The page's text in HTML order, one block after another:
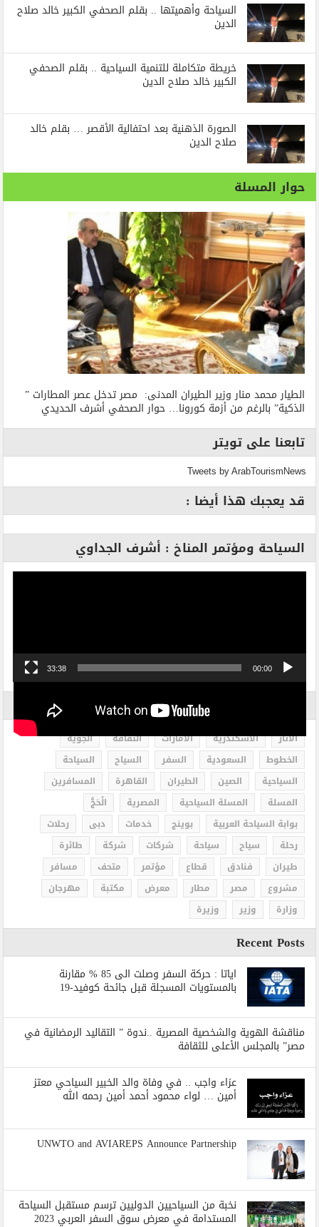
السياحة وأهميتها .. بقلم الصحفي الكبير خالد صلاح
الدين
خريطة متكاملة للتنمية السياحية .. بقلم الصحفي
الكبير خالد صلاح الدين
الصورة الذهنية بعد احتفالية الأقصر … بقلم خالد
صلاح الدين
حوار المسلة
الطيار محمد منار وزير الطيران المدنى: مصر تدخل عصر المطارات ”
الذكية” بالرغم من أزمة كورونا… حوار الصحفي أشرف الحديدي
تابعنا على تويتر
Tweets by ArabTourismNews
قد يعجبك هذا أيضا :
السياحة ومؤتمر المناخ : أشرف الجداوي
00:00
33:38
الاثار الاسكندرية الامارات الثقافة
الجوية
الخطوط
السعودية السفر السياح
السياحة
السياحية
الصين الطيران القاهرة
المسافرين
المسلة
المسلة السياحية المصرية
الْحَجُّ
بوابة السياحة العربية
بوينج خدمات دبى
رحلات
رحلة
سياح سياحة شركات شركة
طائرة
طيران
فنادق قطاع مؤتمر متحف
مسافر
مشروع
مصر مطار معرض مكتبة
مهرجان
وزارة
وزير وزيرة
Recent Posts
اياتا : حركة السفر وصلت الى 85 % مقارنة
بالمستويات المسجلة قبل جائحة كوفيد-19
مناقشة الهوية والشخصية المصرية ..ندوة ” التقاليد الرمضانية في
مصر” بالمجلس الأعلى للثقافة
عزاء واجب .. في وفاة والد الخبير السياحي معتز
أمين … لواء محمود أحمد أمين رحمه الله
UNWTO and AVIAREPS Announce Partnership
نخبة من السياحيين الدوليين ترسم مستقبل السياحة
المستدامة في معرض سوق السفر العربي 2023